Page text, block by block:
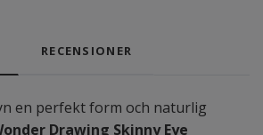
RECENSIONER
en perfekt form och naturlig
Drawing Skinny Eye